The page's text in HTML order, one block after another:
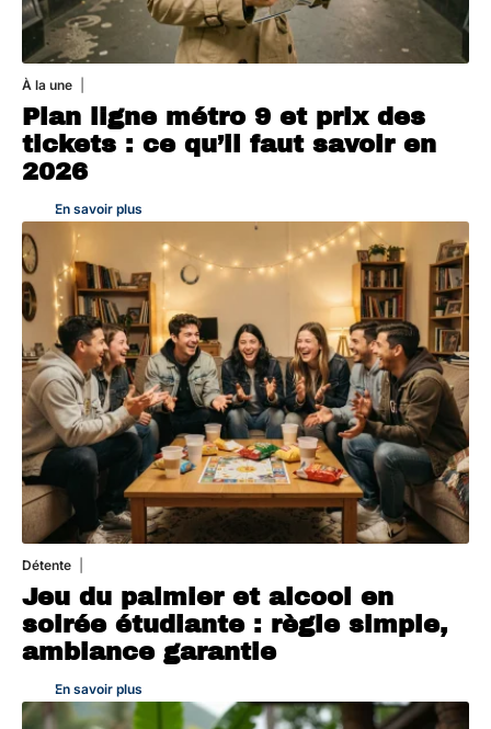
À la une
Plan ligne métro 9 et prix des
tickets : ce qu’il faut savoir en
2026
En savoir plus
Détente
Jeu du palmier et alcool en
soirée étudiante : règle simple,
ambiance garantie
En savoir plus